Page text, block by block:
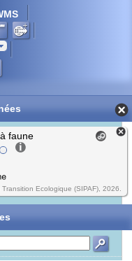
Adresse
faune
Ecologique (SIPAF), 2026.